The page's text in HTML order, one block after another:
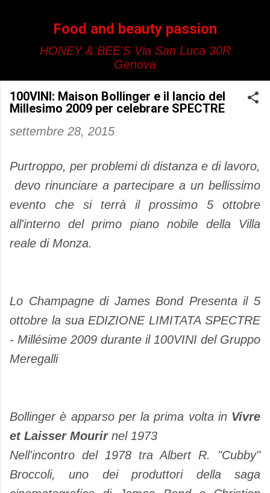
Food and beauty passion
HONEY & BEE'S Via San Luca 30R
Genova
100VINI: Maison Bollinger e il lancio del
Millesimo 2009 per celebrare SPECTRE
settembre 28, 2015
Purtroppo, per problemi di distanza e di lavoro,
devo rinunciare a partecipare a un bellissimo
evento che si terrà il prossimo 5 ottobre
all'interno del primo piano nobile della Villa
reale di Monza.
Lo Champagne di James Bond Presenta il 5
ottobre la sua EDIZIONE LIMITATA SPECTRE
- Millésime 2009 durante il 100VINI del Gruppo
Meregalli
Bollinger è apparso per la prima volta in Vivre
et Laisser Mourir nel 1973
Nell'incontro del 1978 tra Albert R. "Cubby"
Broccoli, uno dei produttori della saga